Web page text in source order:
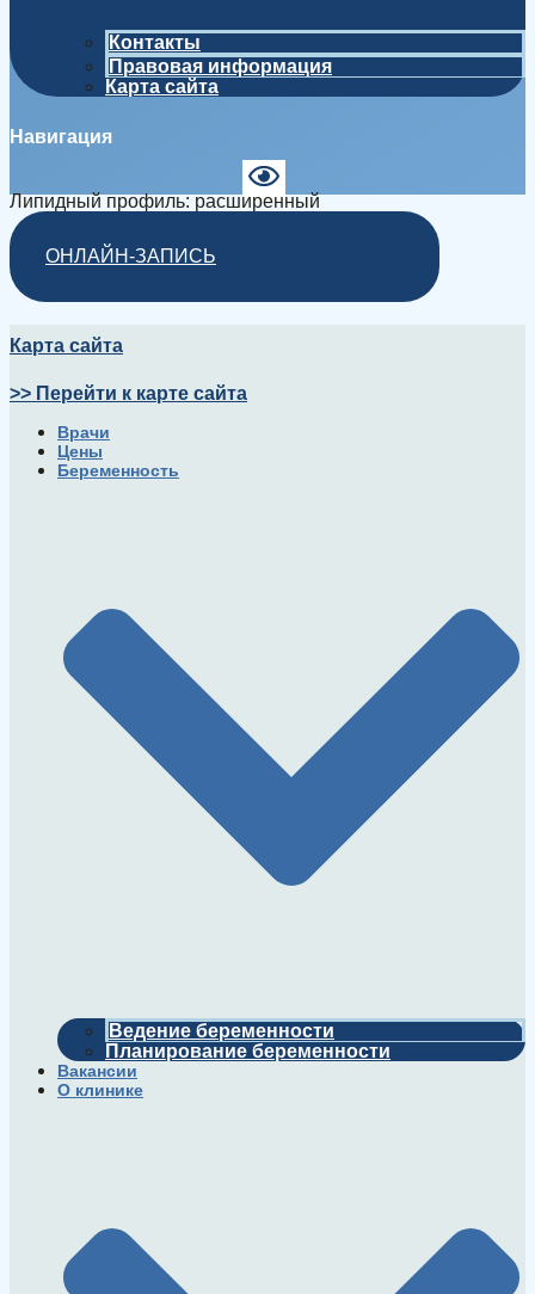
Контакты
Правовая информация
Карта сайта
Навигация
Липидный профиль: расширенный
ОНЛАЙН-ЗАПИСЬ
Карта сайта
>> Перейти к карте сайта
Врачи
Цены
Беременность
Ведение беременности
Планирование беременности
Вакансии
О клинике